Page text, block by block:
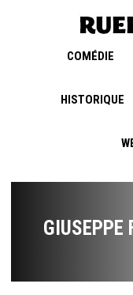
COMÉDIE
HISTORIQUE
GIUSEPPE